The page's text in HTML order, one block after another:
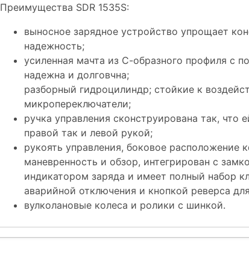
Преимущества SDR 1535S:
выносное зарядное устройство упрощает
надежность;
усиленная мачта из С-образного профиля c
надежна и долговчна;
разборный гидроцилиндр; стойкие к
микропереключатели;
ручка управления сконструирована так, что
правой так и левой рукой;
рукоять управления, боковое расположение
маневренность и обзор, интегрирован с
индикатором заряда и имеет полный набор
аварийной отключения и кнопкой реверса
вулколановые колеса и ролики с шинкой.